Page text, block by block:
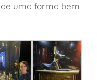
uma forma bem